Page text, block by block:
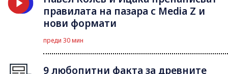
правилата на пазара с Media Z и
нови формати
преди 30 мин
9 любопитни факта за древните